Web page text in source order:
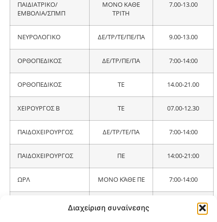
Διαχείριση συναίνεσης
ΠΑΙΔΙΑΤΡΙΚΟ/
ΕΜΒΟΛΙΑ/ΣΠΜΠ
ΜΟΝΟ ΚΑΘΕ
ΤΡΙΤΗ
7.00-13.00
ΝΕΥΡΟΛΟΓΙΚΟ ΔΕ/ΤΡ/ΤΕ/ΠΕ/ΠΑ 9.00-13.00
ΟΡΘΟΠΕΔΙΚΟΣ ΔΕ/ΤΡ/ΠΕ/ΠΑ 7:00-14:00
ΟΡΘΟΠΕΔΙΚΟΣ ΤΕ 14.00-21.00
ΧΕΙΡΟΥΡΓΟΣ Β ΤΕ 07.00-12.30
ΠΑΙΔΟΧΕΙΡΟΥΡΓΟΣ ΔΕ/ΤΡ/ΤΕ/ΠΑ 7:00-14:00
ΠΑΙΔΟΧΕΙΡΟΥΡΓΟΣ ΠΕ 14:00-21:00
ΩΡΛ ΜΟΝΟ ΚΆΘΕ ΠΕ 7:00-14:00
ΚΑΘΗΜΕΡΙΝΑ 7:00-14:00